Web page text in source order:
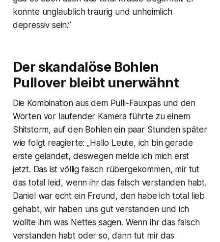
konnte unglaublich traurig und unheimlich
depressiv sein.”
Der skandalöse Bohlen
Pullover bleibt unerwähnt
Die Kombination aus dem Pulli-Fauxpas und den
Worten vor laufender Kamera führte zu einem
Shitstorm, auf den Bohlen ein paar Stunden später
wie folgt reagierte: „Hallo Leute, ich bin gerade
erste gelandet, deswegen melde ich mich erst
jetzt. Das ist völlig falsch rübergekommen, mir tut
das total leid, wenn ihr das falsch verstanden habt.
Daniel war echt ein Freund, den habe ich total lieb
gehabt, wir haben uns gut verstanden und ich
wollte ihm was Nettes sagen. Wenn ihr das falsch
verstanden habt oder so, dann tut mir das